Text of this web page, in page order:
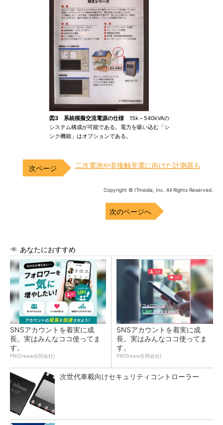
図3 系統模擬交流電源の仕様 15k～540kVAの
システム構成が可能である。電力を吸い込む「シ
ンク機能」はオプションである。
二次電池や非接触充電に向けた計測器も
Copyright © ITmedia, Inc. All Rights Reserved.
次のページへ
あなたにおすすめ
SNSアカウントを着実に成
長。実はみんなココ使ってま
す。
PR(Dreaw合同会社)
SNSアカウントを着実に成
長。実はみんなココ使ってま
す。
PR(Dreaw合同会社)
次世代車載向けセキュリティコントローラー